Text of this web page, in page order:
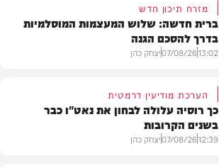
מזרח תיכון חדש
ברית חדשה: שלוש המעצמות המוסלמיות
בדרך להסכם הגנה
13:02
07/08/26יצחק כהן
הערכת מודיעין דרמטית
כך רוסיה עלולה לבחון את נאט"ו כבר
בשנים הקרובות
12:39
07/08/26יצחק כהן